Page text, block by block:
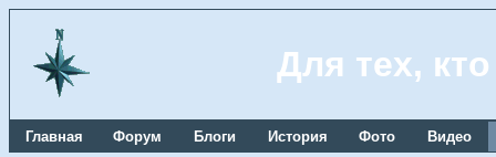
Для тех,
Главная Форум Блоги История Фото Видео